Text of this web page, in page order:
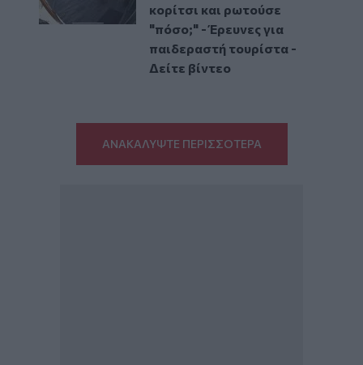
κορίτσι και ρωτούσε
"πόσο;" - Έρευνες για
παιδεραστή τουρίστα -
Δείτε βίντεο
ΑΝΑΚΑΛΥΨΤΕ ΠΕΡΙΣΣΟΤΕΡΑ